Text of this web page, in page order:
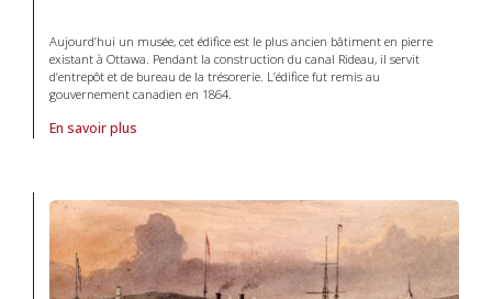
Aujourd’hui un musée, cet édifice est le plus ancien bâtiment en pierre
existant à Ottawa. Pendant la construction du canal Rideau, il servit
d’entrepôt et de bureau de la trésorerie. L’édifice fut remis au
gouvernement canadien en 1864.
En savoir plus
À propos de Plaque Édifice de l'Intendance, 1827 in Systèmes de